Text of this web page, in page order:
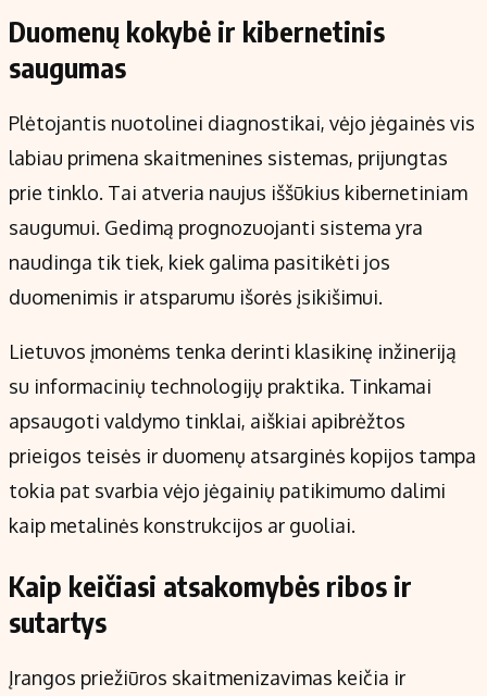
Duomenų kokybė ir kibernetinis
saugumas
Plėtojantis nuotolinei diagnostikai, vėjo jėgainės vis
labiau primena skaitmenines sistemas, prijungtas
prie tinklo. Tai atveria naujus iššūkius kibernetiniam
saugumui. Gedimą prognozuojanti sistema yra
naudinga tik tiek, kiek galima pasitikėti jos
duomenimis ir atsparumu išorės įsikišimui.
Lietuvos įmonėms tenka derinti klasikinę inžineriją
su informacinių technologijų praktika. Tinkamai
apsaugoti valdymo tinklai, aiškiai apibrėžtos
prieigos teisės ir duomenų atsarginės kopijos tampa
tokia pat svarbia vėjo jėgainių patikimumo dalimi
kaip metalinės konstrukcijos ar guoliai.
Kaip keičiasi atsakomybės ribos ir
sutartys
Įrangos priežiūros skaitmenizavimas keičia ir